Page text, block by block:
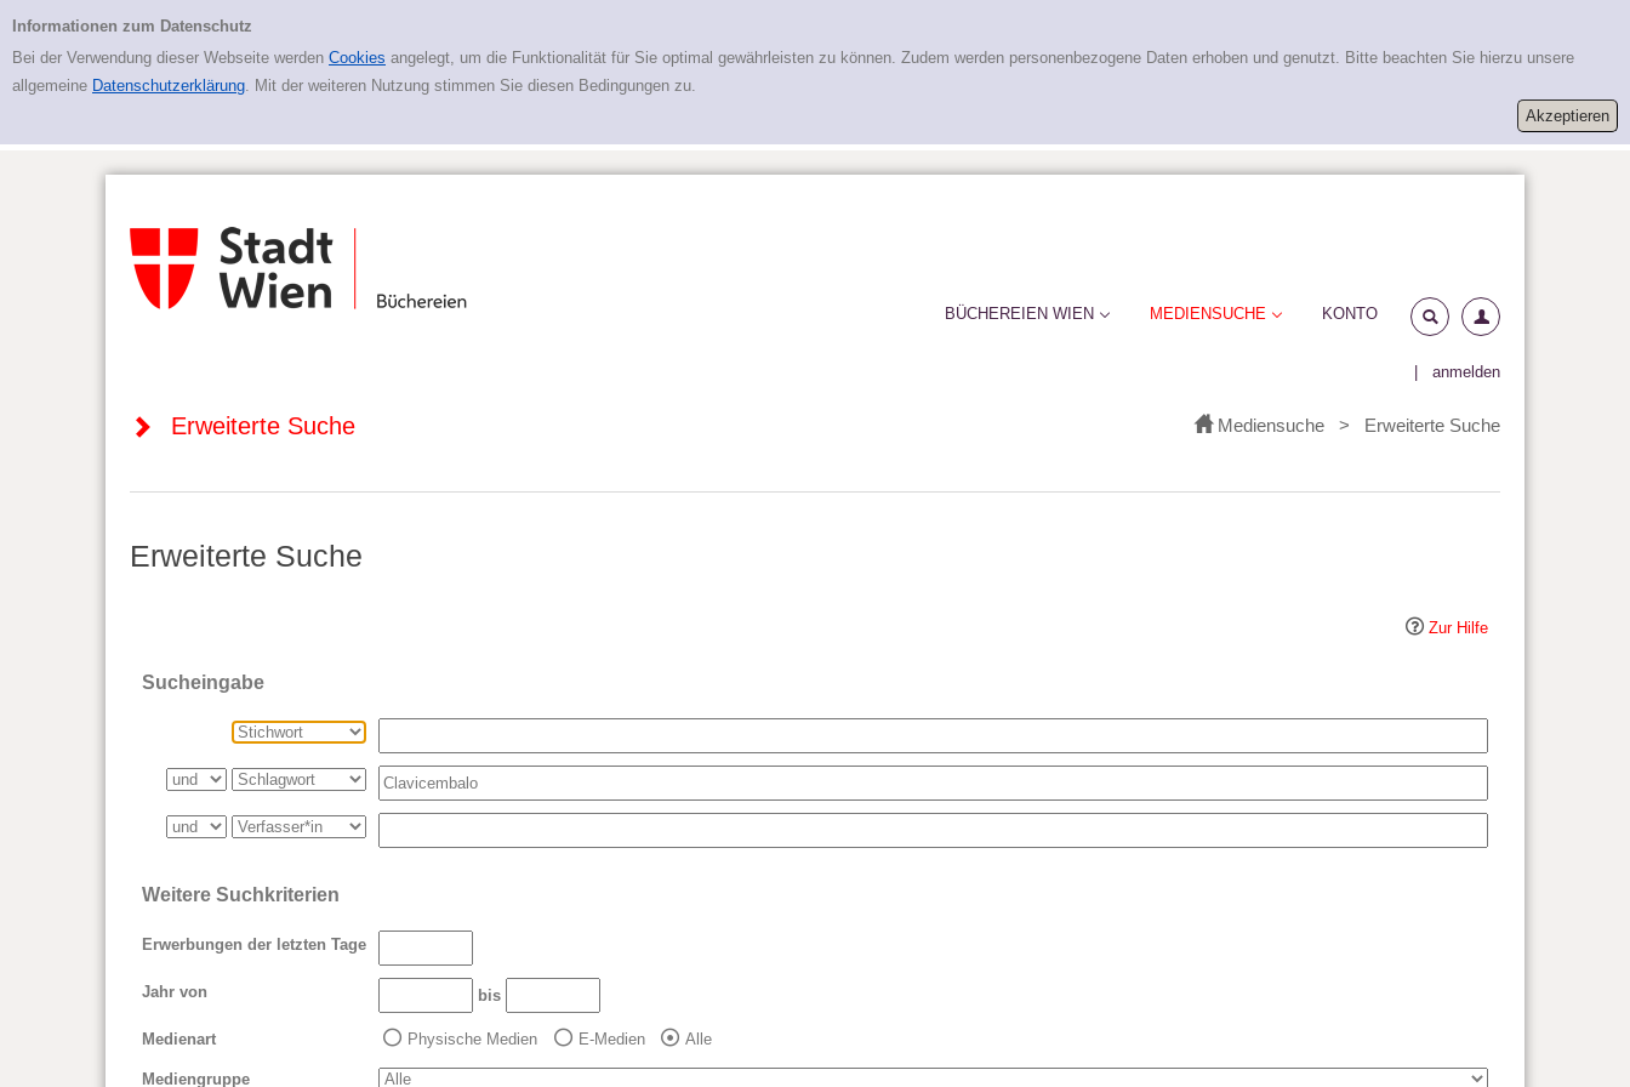
Erweiterte Suche
Informationen zum Datenschutz
Bei der Verwendung dieser Webseite werden Cookies angelegt, um die Funktionalität für Sie optimal gewährleisten zu können. Zudem werden personenbezogene Daten erhoben und genutzt. Bitte beachten Sie hierzu unsere
allgemeine Datenschutzerklärung. Mit der weiteren Nutzung stimmen Sie diesen Bedingungen zu.
anmelden
BÜCHEREIEN WIEN MEDIENSUCHE KONTO
Erweiterte Suche Mediensuche > Erweiterte Suche
Erweiterte Suche
Zur Hilfe
Sucheingabe
Weitere Suchkriterien
Erwerbungen der letzten Tage
Jahr von bis
Medienart Physische Medien E-Medien Alle
Mediengruppe